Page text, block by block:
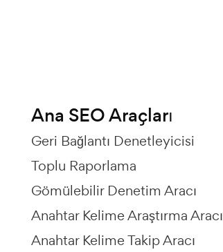
Ana SEO Araçları
Geri Bağlantı Denetleyicisi
Toplu Raporlama
Gömülebilir Denetim Aracı
Anahtar Kelime Araştırma Aracı
Anahtar Kelime Takip Aracı